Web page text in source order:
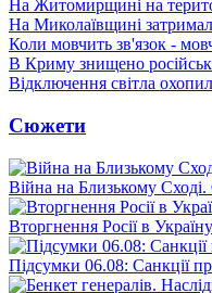
На Житомирщині на
На Миколаївщині
Коли мовчить зв'язок -
В Криму знищено
Відключення світла
Сюжети
Війна на Близькому
Вторгнення Росії в
Підсумки 06.08: Санкції